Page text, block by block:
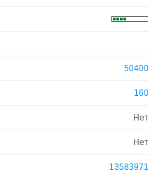
50400
160
Нет
Нет
13583971